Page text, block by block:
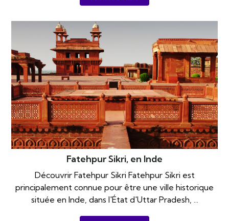
Fatehpur Sikri, en Inde
Découvrir Fatehpur Sikri Fatehpur Sikri est
principalement connue pour être une ville historique
située en Inde, dans l'État d'Uttar Pradesh, ...